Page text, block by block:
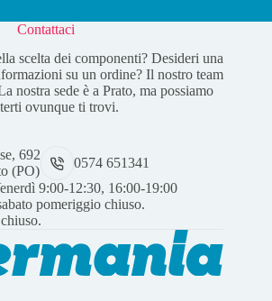
Contattaci
scelta dei componenti? Desideri una
su un ordine? Il nostro team
nostra sede è a Prato, ma possiamo
ovunque ti trovi.
692
(PO)
0574 651341
9:00-12:30, 16:00-19:00
pomeriggio chiuso.